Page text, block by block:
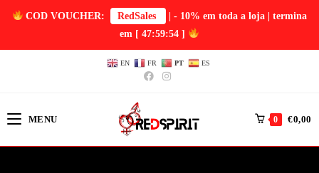
COD VOUCHER: RedSales
| - 10% em toda a loja | termina
em [ 47:59:54 ]
EN FR PT ES
MENU 0 €0,00